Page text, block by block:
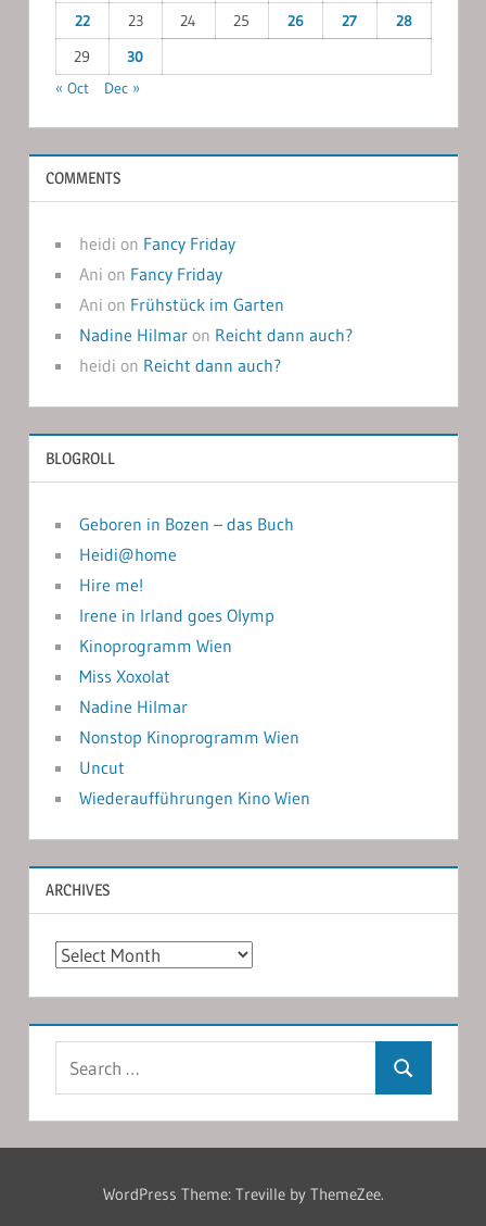
22
23 24 25 26 27
28
29
30
« Oct
Dec »
COMMENTS
heidi on Fancy Friday
Ani on Fancy Friday
Ani on Frühstück im Garten
Nadine Hilmaron Reicht dann auch?
heidi on Reicht dann auch?
BLOGROLL
Geboren in Bozen – das Buch
Heidi@home
Hire me!
Irene in Irland goes Olymp
Kinoprogramm Wien
Miss Xoxolat
Nadine Hilmar
Nonstop Kinoprogramm Wien
Uncut
Wiederaufführungen Kino Wien
ARCHIVES
Archives
Search
WordPress Theme: Treville by ThemeZee.